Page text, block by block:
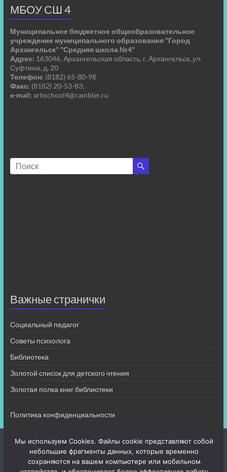
МБОУ СШ 4
Муниципальное бюджетное общеобразовательное
учреждение муниципального образования "Город
Архангельск" "Средняя школа №4"
Адрес: 163046, Архангельская область, г. Архангельск, ул.
Суфтина, д. 20
Телефон: (8182) 65-80-98
Факс: (8182) 20-53-83;
e-mail: arhschool4@rambler.ru
Важные странички
Социальный педагог
Советы психолога
Библиотека
Золотой список для детского чтения
Золотая полка книг библиотеки
Политика конфиденциальности
Мы используем Cookies. Файлы cookie представляют собой
небольшие фрагменты данных, которые временно
сохраняются на вашем компьютере или мобильном